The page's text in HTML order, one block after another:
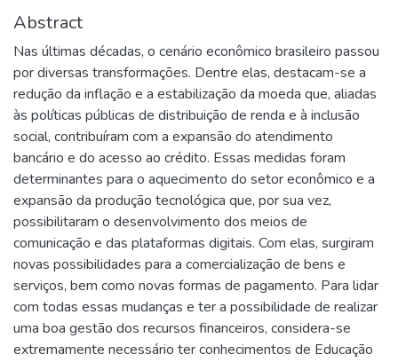
Abstract
Nas últimas décadas, o cenário econômico brasileiro passou
por diversas transformações. Dentre elas, destacam-se a
redução da inflação e a estabilização da moeda que, aliadas
às políticas públicas de distribuição de renda e à inclusão
social, contribuíram com a expansão do atendimento
bancário e do acesso ao crédito. Essas medidas foram
determinantes para o aquecimento do setor econômico e a
expansão da produção tecnológica que, por sua vez,
possibilitaram o desenvolvimento dos meios de
comunicação e das plataformas digitais. Com elas, surgiram
novas possibilidades para a comercialização de bens e
serviços, bem como novas formas de pagamento. Para lidar
com todas essas mudanças e ter a possibilidade de realizar
uma boa gestão dos recursos financeiros, considera-se
extremamente necessário ter conhecimentos de Educação